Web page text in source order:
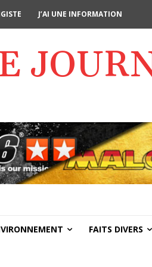
J’AI UNE INFORMATION
FAITS DIVERS